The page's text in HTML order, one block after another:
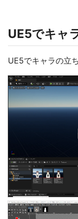
UE5でキャ
UE5でキャラの立